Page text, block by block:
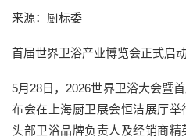
来源：厨标委
首届世界卫浴产业博览会正式启
5月28日，2026世界卫浴大会暨
布会在上海厨卫展会恒洁展厅举
头部卫浴品牌负责人及经销商